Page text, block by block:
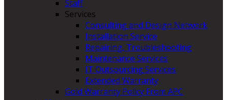
Staff
Services
Consulting and Design Network
Installation Service
Repairing, Troubleshooting
Maintenance Services
IT Outsourcing Services
Extended Warranty
Gold Warranty Policy From APC